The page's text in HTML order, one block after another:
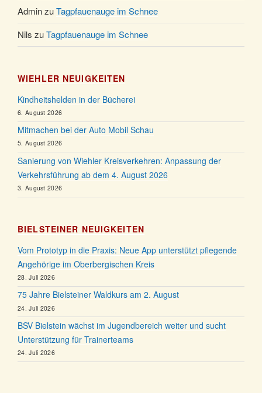
AdminzuTagpfauenauge im Schnee
Nils zuTagpfauenauge im Schnee
WIEHLER NEUIGKEITEN
Kindheitshelden in der Bücherei
6. August 2026
Mitmachen bei der Auto Mobil Schau
5. August 2026
Sanierung von Wiehler Kreisverkehren: Anpassung der
Verkehrsführung ab dem 4. August 2026
3. August 2026
BIELSTEINER NEUIGKEITEN
Vom Prototyp in die Praxis: Neue App unterstützt pflegende
Angehörige im Oberbergischen Kreis
28. Juli 2026
75 Jahre Bielsteiner Waldkurs am 2. August
24. Juli 2026
BSV Bielstein wächst im Jugendbereich weiter und sucht
Unterstützung für Trainerteams
24. Juli 2026